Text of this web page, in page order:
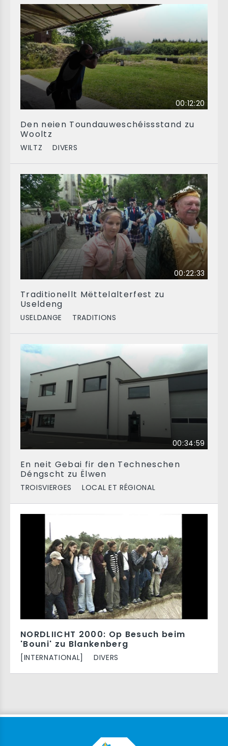
00:12:20
Den neien Toundauweschéissstand zu
Wooltz
WILTZ DIVERS
00:22:33
Traditionellt Mëttelalterfest zu
Useldeng
USELDANGE TRADITIONS
00:34:59
En neit Gebai fir den Techneschen
Déngscht zu Ëlwen
TROISVIERGES LOCAL ET RÉGIONAL
NORDLIICHT 2000: Op Besuch beim
'Bouni' zu Blankenberg
[INTERNATIONAL] DIVERS